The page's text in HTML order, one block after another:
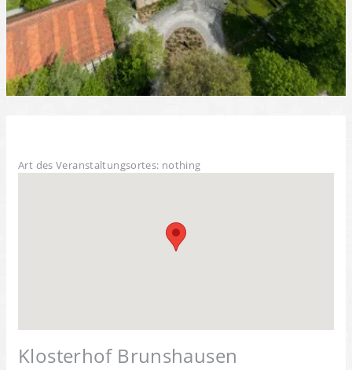
Art des Veranstaltungsortes: nothing
Klosterhof Brunshausen